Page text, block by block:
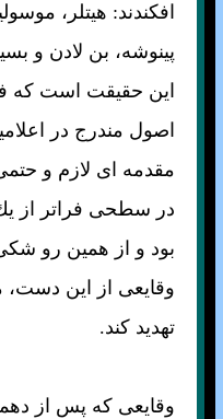
افكندند: هيتلر،
پينوشه، بن لادن و
اين حقيقت است كه
اصول مندرج در
مقدمه ای لازم و
در سطحی فراتر از
بود و از همين رو
وقايعی از اين دست،
تهديد كند.
وقايعی كه پس از